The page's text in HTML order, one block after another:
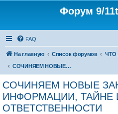
Форум 9/
FAQ
На главную Список форумов
ЧТО
СОЧИНЯЕМ НОВЫЕ ЗАКОНЫ ОБ ИНФОРМАЦИИ, ТАЙНЕ И ОТВЕТСТВЕННОСТИ
СОЧИНЯЕМ НОВЫЕ
ИНФОРМАЦИИ, ТАЙНЕ
ОТВЕТСТВЕННОСТИ